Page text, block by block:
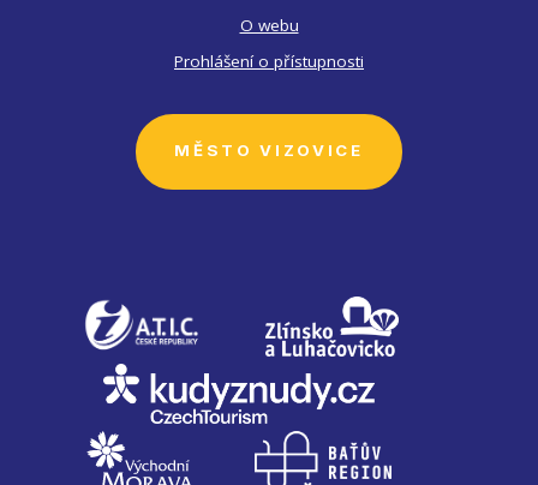
O webu
Prohlášení o přístupnosti
MĚSTO VIZOVICE